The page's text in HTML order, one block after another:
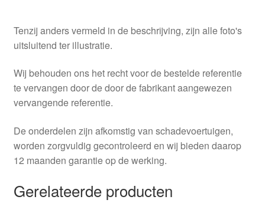
Tenzij anders vermeld in de beschrijving, zijn alle foto's
uitsluitend ter illustratie.
Wij behouden ons het recht voor de bestelde referentie
te vervangen door de door de fabrikant aangewezen
vervangende referentie.
De onderdelen zijn afkomstig van schadevoertuigen,
worden zorgvuldig gecontroleerd en wij bieden daarop
12 maanden garantie op de werking.
Gerelateerde producten